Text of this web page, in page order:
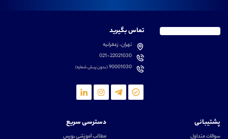
تماس بگیرید
تهران، زعفرانیه
021-22021030
90001030(بدون پیش شماره)
پشتیبانی
سوالات متداول
دسترسی سریع
مطالب آموزشی بورس